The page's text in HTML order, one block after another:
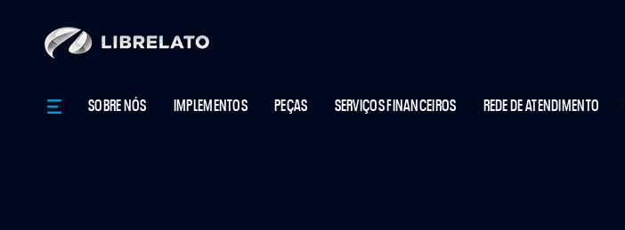
SOBRE NÓS IMPLEMENTOS PEÇAS SERVIÇOS FINANCEIROS REDE DE ATENDIMENTO